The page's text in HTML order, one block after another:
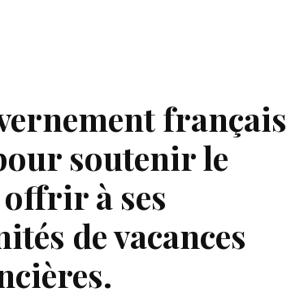
français
soutenir le
à ses
de vacances